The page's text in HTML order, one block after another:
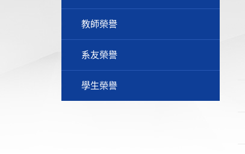
教師榮譽
系友榮譽
學生榮譽